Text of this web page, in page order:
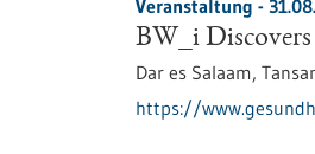
Veranstaltung -
BW_i
Dar es Salaam,
https://